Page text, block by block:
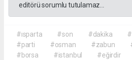
editörü sorumlu tutulamaz...
#ısparta #son #dakika
#parti
#osman #zabun
#borsa
#istanbul #eğirdir